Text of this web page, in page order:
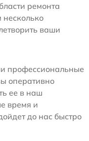
ремонта
ваши
профессиональные
оперативно
ее в наш
время и
до нас быстро